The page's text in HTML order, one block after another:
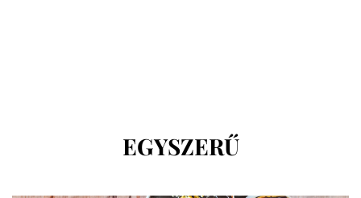
CÍMKE
:
EGYSZERŰ